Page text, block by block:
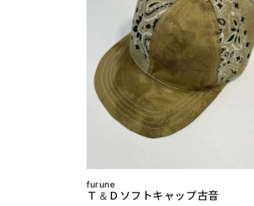
furune
Ｔ＆Ｄソフトキャップ古音